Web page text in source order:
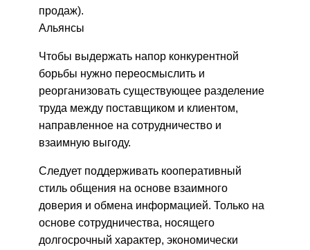
продаж).
Альянсы
Чтобы выдержать напор конкурентной
борьбы нужно переосмыслить и
реорганизовать существующее разделение
труда между поставщиком и клиентом,
направленное на сотрудничество и
взаимную выгоду.
Следует поддерживать кооперативный
стиль общения на основе взаимного
доверия и обмена информацией. Только на
основе сотрудничества, носящего
долгосрочный характер, экономически